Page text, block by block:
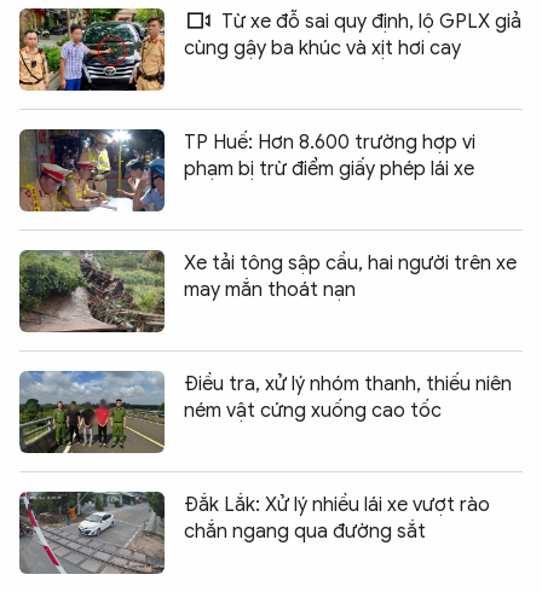
Từ xe đỗ sai quy định, lộ GPLX giả
cùng gậy ba khúc và xịt hơi cay
TP Huế: Hơn 8.600 trường hợp vi
phạm bị trừ điểm giấy phép lái xe
Xe tải tông sập cầu, hai người trên xe
may mắn thoát nạn
Điều tra, xử lý nhóm thanh, thiếu niên
ném vật cứng xuống cao tốc
Đắk Lắk: Xử lý nhiều lái xe vượt rào
chắn ngang qua đường sắt